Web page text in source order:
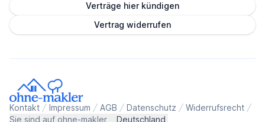
Verträge hier kündigen
Vertrag widerrufen
Kontakt Impressum AGB Datenschutz
Widerrufsrecht
Sie sind auf ohne-makler
Deutschland